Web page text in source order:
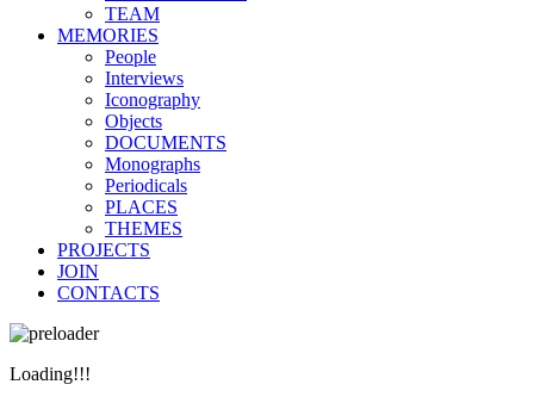
TEAM
MEMORIES
People
Interviews
Iconography
Objects
DOCUMENTS
Monographs
Periodicals
PLACES
THEMES
PROJECTS
JOIN
CONTACTS
Loading!!!